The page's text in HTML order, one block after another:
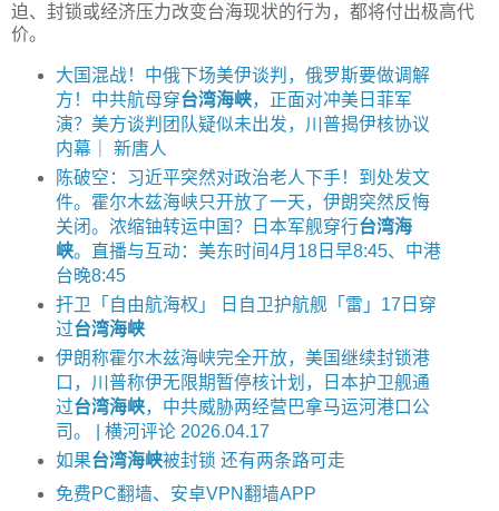
迫、封锁或经济压力改变台海现状的行为，都将付出极高代
价。
大国混战！中俄下场美伊谈判，俄罗斯要做调解
方！中共航母穿台湾海峡，正面对冲美日菲军
演？美方谈判团队疑似未出发，川普揭伊核协议
内幕｜ 新唐人
陈破空：习近平突然对政治老人下手！到处发文
件。霍尔木兹海峡只开放了一天，伊朗突然反悔
关闭。浓缩铀转运中国？日本军舰穿行台湾海
峡。直播与互动：美东时间4月18日早8:45、中港
台晚8:45
扞卫「自由航海权」 日自卫护航舰「雷」17日穿
过台湾海峡
伊朗称霍尔木兹海峡完全开放，美国继续封锁港
口，川普称伊无限期暂停核计划，日本护卫舰通
过台湾海峡，中共威胁两经营巴拿马运河港口公
司。 | 横河评论 2026.04.17
如果台湾海峡被封锁 还有两条路可走
免费PC翻墙、安卓VPN翻墙APP